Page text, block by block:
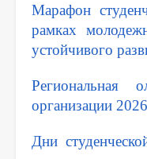
Марафон
рамках
устойчивого
Региональная
организации 2026
Дни